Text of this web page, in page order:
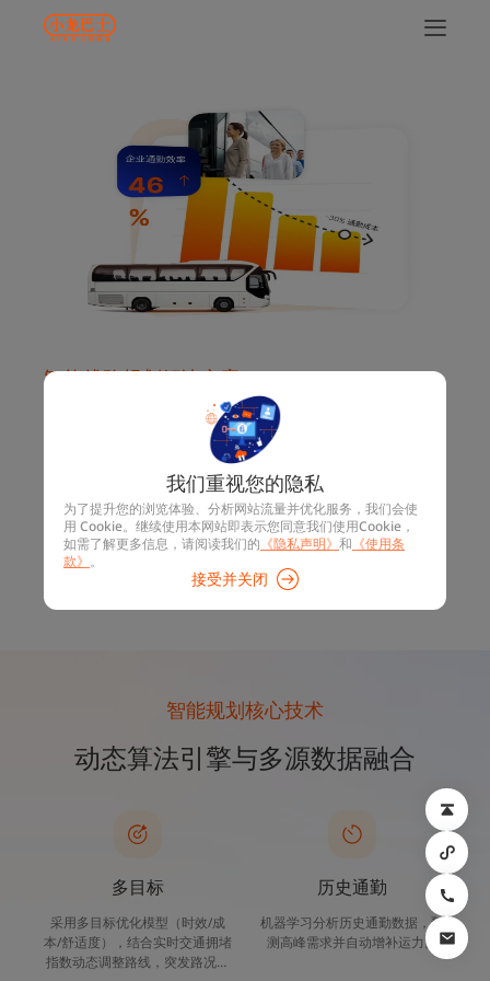
智能线路规划解决方案
路线智能规划系统，动态算法，数
解决传统人工调度弊端，实现成本利用最大化。
智能线路
企业班车规划
智能规划核心技术
动态算法引擎‌与多源数据融合‌
多目标
采用多目标优化模型（时效/成
本/舒适度），结合实时交通拥堵
指数动态调整路线，突发路况响
历史通勤
机器学习分析历史通勤数据，预
测高峰需求并自动增补运力。
我们重视您的隐私
为了提升您的浏览体验、分析网站流量并优化服务，我们会使
用 Cookie。继续使用本网站即表示您同意我们使用Cookie，
如需了解更多信息，请阅读我们的 《隐私声明》 和 《使用条
款》 。
接受并关闭